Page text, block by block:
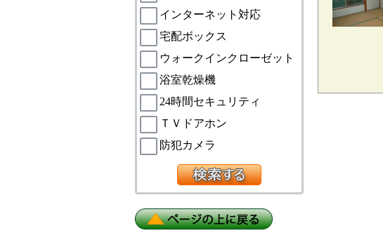
インターネット対応
宅配ボックス
ウォークインクローゼット
浴室乾燥機
24時間セキュリティ
ＴＶドアホン
防犯カメラ